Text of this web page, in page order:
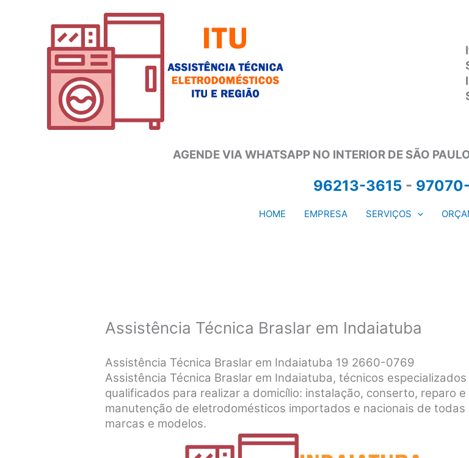
AGENDE VIA WHATSAPP NO INTERIOR DE SÃO
96213-3615 -
HOME EMPRESA SERVIÇOS
Assistência Técnica Braslar em Indaiatuba
Assistência Técnica Braslar em Indaiatuba 19 2660-0769
Assistência Técnica Braslar em Indaiatuba, técnicos especializados
qualificados para realizar a domicílio: instalação, conserto, reparo e
manutenção de eletrodomésticos importados e nacionais de todas
marcas e modelos.